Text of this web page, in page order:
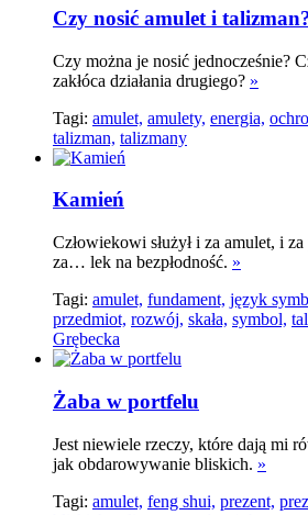
Czy nosić amulet i
Czy można je nosić jednocześnie?
zakłóca działania drugiego? »
Tagi: amulet, amulety, energia,
talizman, talizmany
Kamień
Człowiekowi służył i za amulet, i
za… lek na bezpłodność. »
Tagi: amulet, fundament, język
przedmiot, rozwój, skała, symbol,
Grębecka
Żaba w portfelu
Jest niewiele rzeczy, które dają mi
jak obdarowywanie bliskich. »
Tagi: amulet, feng shui, prezent,